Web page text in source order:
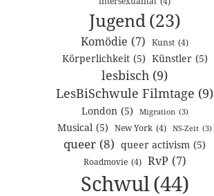
Jugend(23)
Komödie (7) Kunst (4)
Körperlichkeit (5) Künstler (5)
lesbisch (9)
LesBiSchwule Filmtage (9)
London (5) Migration (3)
Musical (5) New York (4) NS-Zeit (3)
queer (8) queer activism (5)
Roadmovie (4) RvP (7)
Schwul(44)